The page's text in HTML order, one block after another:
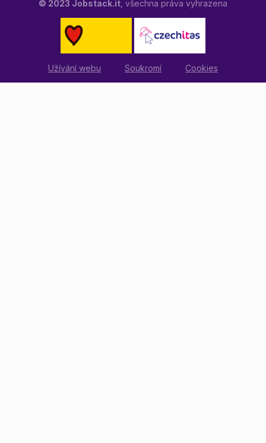
© 2023 Jobstack.it , všechna práva vyhrazena
Užívání webu Soukromí Cookies